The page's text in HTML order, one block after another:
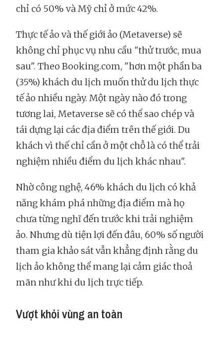
chỉ có 50% và Mỹ chỉ ở mức 42%.
Thực tế ảo và thế giới ảo (Metaverse) sẽ
không chỉ phục vụ nhu cầu "thử trước, mua
sau". Theo Booking.com, "hơn một phần ba
(35%) khách du lịch muốn thử du lịch thực
tế ảo nhiều ngày. Một ngày nào đó trong
tương lai, Metaverse sẽ có thể sao chép và
tái dựng lại các địa điểm trên thế giới. Du
khách vì thế chỉ cần ở một chỗ là có thể trải
nghiệm nhiều điểm du lịch khác nhau".
Nhờ công nghệ, 46% khách du lịch có khả
năng khám phá những địa điểm mà họ
chưa từng nghĩ đến trước khi trải nghiệm
ảo. Nhưng dù tiện lợi đến đâu, 60% số người
tham gia khảo sát vẫn khẳng định rằng du
lịch ảo không thể mang lại cảm giác thoả
mãn như khi du lịch trực tiếp.
Vượt khỏi vùng an toàn